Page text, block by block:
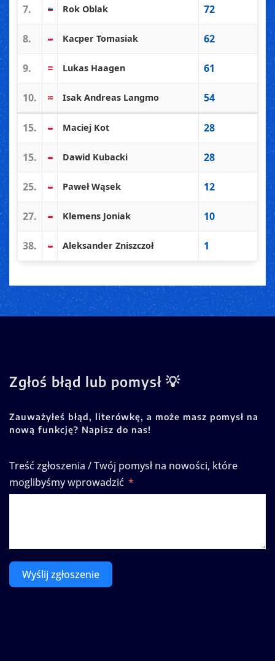
7. Rok Oblak 72
8. Kacper Tomasiak 62
9. Lukas Haagen 61
10. Isak Andreas Langmo 54
15. Maciej Kot 28
15. Dawid Kubacki 28
25. Paweł Wąsek 12
27. Klemens Joniak 10
38. Aleksander Zniszczoł 1
Zgłoś błąd lub pomysł 💡
Zauważyłeś błąd, literówkę, a może masz pomysł na
nową funkcję? Napisz do nas!
Treść zgłoszenia / Twój pomysł na nowości, które
moglibyśmy wprowadzić
Wyślij zgłoszenie